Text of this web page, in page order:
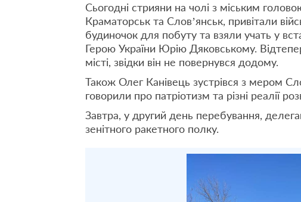
Сьогодні стрияни на чолі з міським
Краматорськ та Слов’янськ, привітали
будиночок для побуту та взяли учать у
Герою України Юрію Дяковському.
місті, звідки він не повернувся додому.
Також Олег Канівець зустрівся з мером
говорили про патріотизм та різні реалії
Завтра, у другий день перебування,
зенітного ракетного полку.